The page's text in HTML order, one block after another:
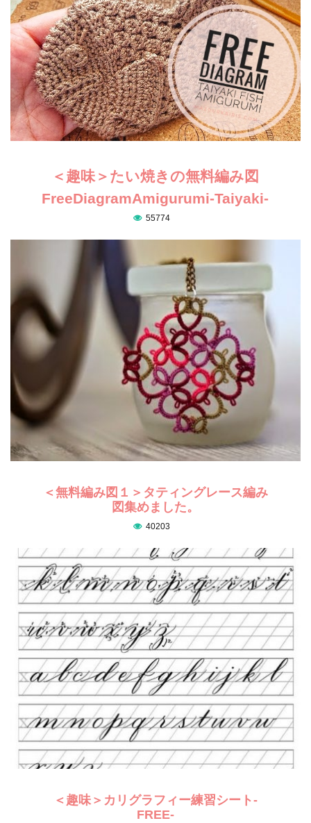
＜趣味＞たい焼きの無料編み図
FreeDiagramAmigurumi-Taiyaki-
55774
＜無料編み図１＞タティングレース編み
図集めました。
40203
＜趣味＞カリグラフィー練習シート-
FREE-